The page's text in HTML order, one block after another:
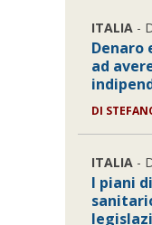
ITALIA -
Denaro
ad
DI
ITALIA -
I piani